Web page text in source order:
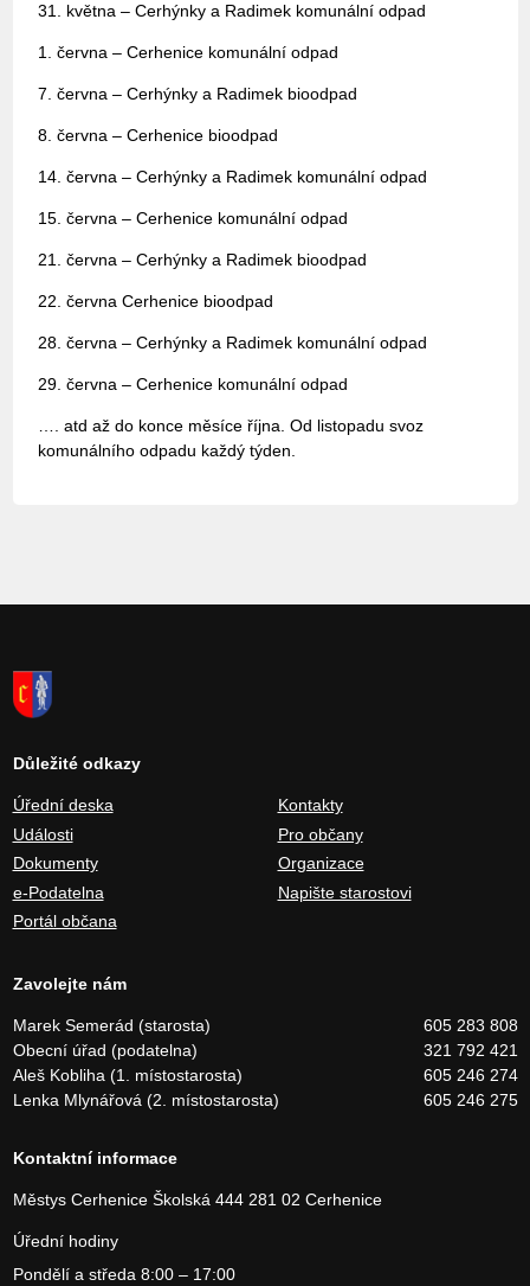
31. května – Cerhýnky a Radimek komunální odpad
1. června – Cerhenice komunální odpad
7. června – Cerhýnky a Radimek bioodpad
8. června – Cerhenice bioodpad
14. června – Cerhýnky a Radimek komunální odpad
15. června – Cerhenice komunální odpad
21. června – Cerhýnky a Radimek bioodpad
22. června Cerhenice bioodpad
28. června – Cerhýnky a Radimek komunální odpad
29. června – Cerhenice komunální odpad
…. atd až do konce měsíce října. Od listopadu svoz
komunálního odpadu každý týden.
Důležité odkazy
Úřední deska
Události
Dokumenty
e-Podatelna
Portál občana
Kontakty
Pro občany
Organizace
Napište starostovi
Zavolejte nám
Marek Semerád (starosta)
605 283 808
Obecní úřad (podatelna)
321 792 421
Aleš Kobliha (1. místostarosta)
605 246 274
Lenka Mlynářová (2. místostarosta)
605 246 275
Kontaktní informace
Městys CerheniceŠkolská 444281 02 Cerhenice
Úřední hodiny
Pondělí a středa 8:00 – 17:00